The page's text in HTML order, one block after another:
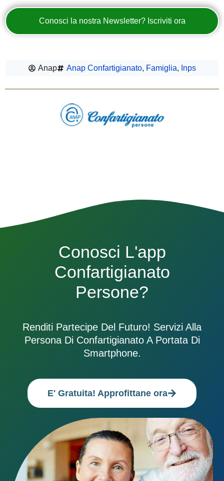
Conosci la nostra Newsletter? Iscriviti ora
Anap Anap Confartigianato, Famiglia, Inps
Conosci L'app
Confartigianato
Persone?
Renditi Partecipe Del Futuro! Servizi Alla
Persona Di Confartigianato A Portata Di
Smartphone.
E' Gratuita! Approfittane ora